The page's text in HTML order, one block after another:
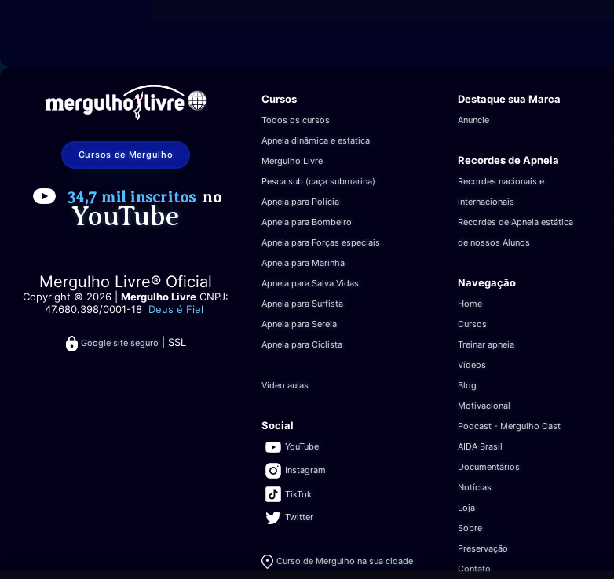
Parceria
Cursos de Mergulho
34,7 mil inscritos no
YouTube
Mergulho Livre® Oficial
Copyright © 2026 |Mergulho Livre CNPJ:
47.680.398/0001-18 Deus é Fiel
Google site seguro | SSL
Cursos
Todos os cursos
Apneia dinâmica e estática
Mergulho Livre
Pesca sub (caça submarina)
Apneia para Polícia
Apneia para Bombeiro
Apneia para Forças especiais
Apneia para Marinha
Apneia para Salva Vidas
Apneia para Surfista
Apneia para Sereia
Apneia para Ciclista
Vídeo aulas
Social
YouTube
Instagram
TikTok
Twitter
Curso de Mergulho na sua cidade
Destaque sua Marca
Anuncie
Recordes de Apneia
Recordes nacionais e
internacionais
Recordes de Apneia estática
de nossos Alunos
Navegação
Home
Cursos
Treinar apneia
Vídeos
Blog
Motivacional
Podcast - Mergulho Cast
AIDA Brasil
Documentários
Notícias
Loja
Sobre
Preservação
Contato